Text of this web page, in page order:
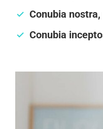
Conubia
Conubia